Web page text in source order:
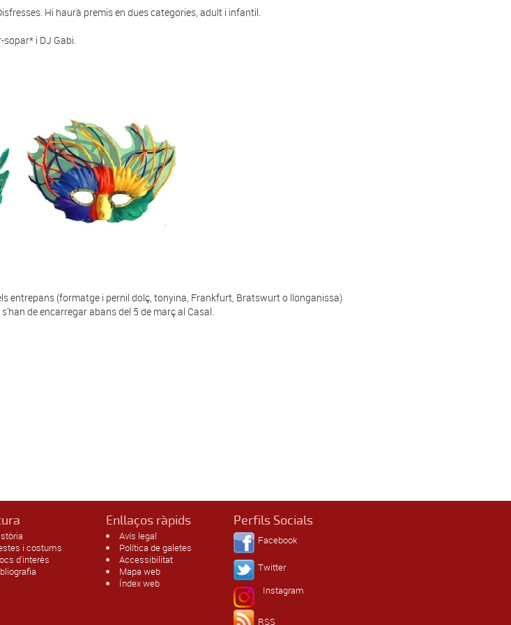
Hi haurà premis en dues categories, adult i infantil.
sopar* i DJ Gabi.
entrepans (formatge i pernil dolç, tonyina, Frankfurt, Bratswurt o llonganissa)
de encarregar abans del 5 de març al Casal.
i costums
d'interès
Enllaços ràpids
Avís legal
Política de galetes
Accessibilitat
Mapa web
Índex web
Perfils Socials
Facebook
Twitter
Instagram
RSS